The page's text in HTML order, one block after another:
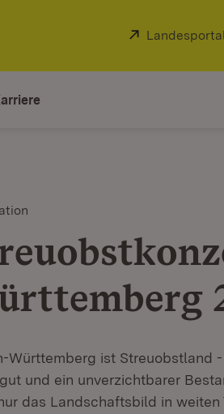
Extern:
Landesportal
Württemberg ist Streuobstland
und ein unverzichtbarer
das Landschaftsbild in